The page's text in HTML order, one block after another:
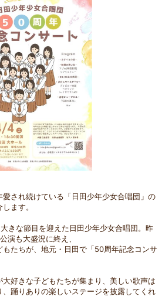
され続けている「日田少年少女合唱団」の
ます。
きな節目を迎えた日田少年少女合唱団。昨
演も大盛況に終え、
たちが、地元・日田で「50周年記念コンサ
好きな子どもたちが集まり、美しい歌声は
踊りありの楽しいステージを披露してくれ